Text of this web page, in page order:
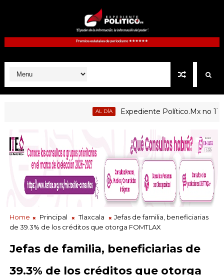
Expediente Político.Mx no 1126
Home Principal Tlaxcala
Jefas de familia, beneficiarias
de 39.3% de los créditos que otorga FOMTLAX
Jefas de familia, beneficiarias de
39.3% de los créditos que otorga